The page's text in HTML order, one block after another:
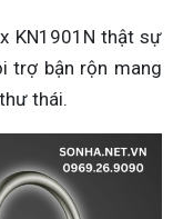
KN1901N thật sự
trợ bận rộn mang
thái.